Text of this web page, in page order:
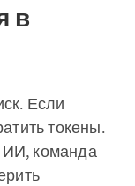
в
Если
токены.
ИИ, команда